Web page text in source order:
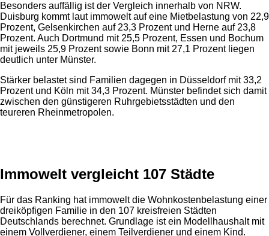
Besonders auffällig ist der Vergleich innerhalb von NRW.
Duisburg kommt laut immowelt auf eine Mietbelastung von 22,9
Prozent, Gelsenkirchen auf 23,3 Prozent und Herne auf 23,8
Prozent. Auch Dortmund mit 25,5 Prozent, Essen und Bochum
mit jeweils 25,9 Prozent sowie Bonn mit 27,1 Prozent liegen
deutlich unter Münster.
Stärker belastet sind Familien dagegen in Düsseldorf mit 33,2
Prozent und Köln mit 34,3 Prozent. Münster befindet sich damit
zwischen den günstigeren Ruhrgebietsstädten und den
teureren Rheinmetropolen.
Immowelt vergleicht 107 Städte
Für das Ranking hat immowelt die Wohnkostenbelastung einer
dreiköpfigen Familie in den 107 kreisfreien Städten
Deutschlands berechnet. Grundlage ist ein Modellhaushalt mit
einem Vollverdiener, einem Teilverdiener und einem Kind.